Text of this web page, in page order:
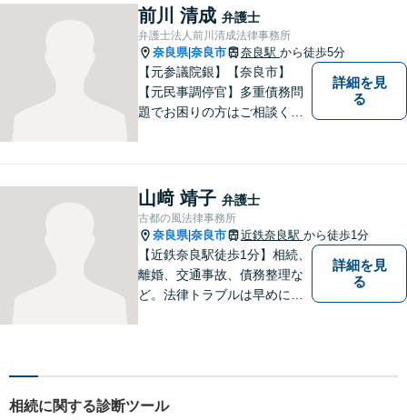
ています。法律トラブルでお
悩みごとがありましたら、お
気軽にご相談ください。
前川 清成 弁護士
弁護士法人前川清成法律事務所
奈良県|奈良市 奈良駅 から徒歩5分
【元参議院銀】【奈良市】
【元民事調停官】多重債務問
題でお困りの方はご相談くだ
たら、一度ご相談ください。
詳細を見
る
山﨑 靖子 弁護士
古都の風法律事務所
奈良県|奈良市 近鉄奈良駅 から徒歩1分
【近鉄奈良駅徒歩1分】相続、
離婚、交通事故、債務整理な
ど。法律トラブルは早めに弁
丁寧にお伺いいたします。
詳細を見
る
相続に関する診断ツール